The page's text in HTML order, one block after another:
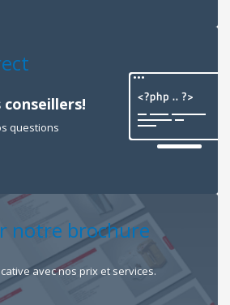
questions
notre brochure
avec nos prix et services.